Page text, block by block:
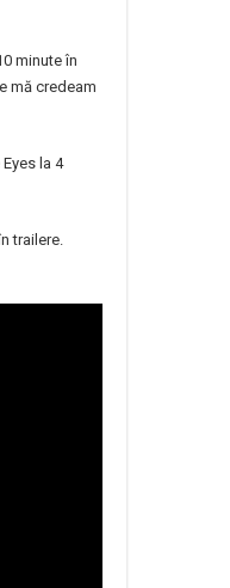
minute în
mă credeam
la 4
trailere.